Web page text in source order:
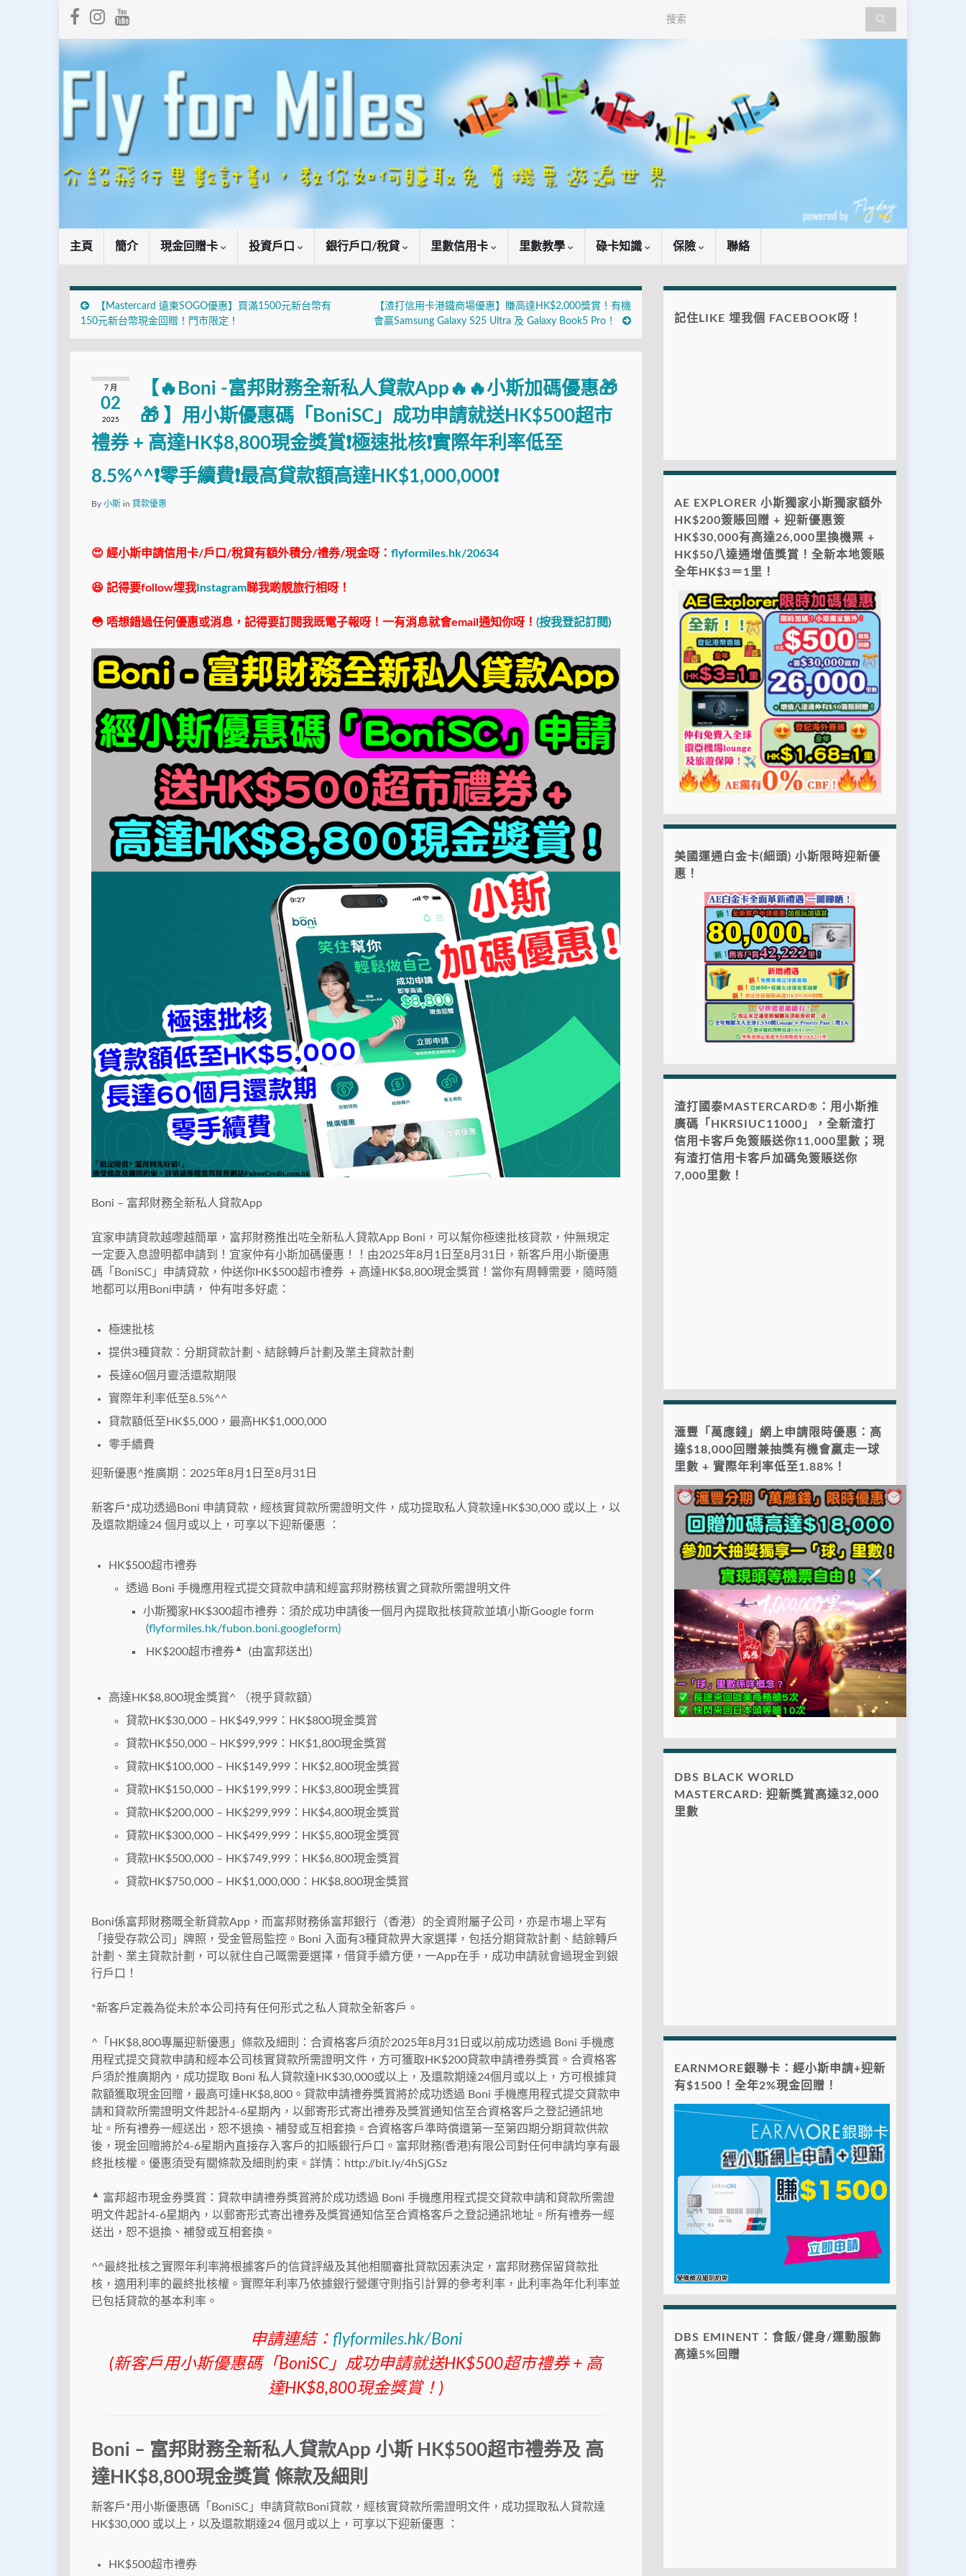
Search for:
主頁 簡介 現金回贈卡 投資戶口 銀行戶口/稅貸 里數信用卡 里數教學 碌卡知識 保險 聯絡
【Mastercard 遠東SOGO優惠】買滿1500元新台幣有
150元新台幣現金回贈！門市限定！
【渣打信用卡港鐵商場優惠】賺高達HK$2,000獎賞！有機
會贏Samsung Galaxy S25 Ultra 及 Galaxy Book5 Pro！
7 月
02
2025
【🔥Boni -富邦財務全新私人貸款App🔥🔥小斯加碼優惠🎁
🎁 】用小斯優惠碼「BoniSC」成功申請就送HK$500超市
禮券 + 高達HK$8,800現金獎賞❗極速批核❗實際年利率低至
8.5%^^❗零手續費❗最高貸款額高達HK$1,000,000❗
By 小斯 in 貸款優惠
😍 經小斯申請信用卡/戶口/稅貸有額外積分/禮券/現金呀： flyformiles.hk/20634
😆 記得要follow埋我 Instagram睇我啲靚旅行相呀！
😳 唔想錯過任何優惠或消息，記得要訂閱我既電子報呀！一有消息就會email通知你呀！ (按我登記訂閱)
Boni – 富邦財務全新私人貸款App
宜家申請貸款越嚟越簡單，富邦財務推出咗全新私人貸款App Boni，可以幫你極速批核貸款，仲無規定
一定要入息證明都申請到！宜家仲有小斯加碼優惠！！由2025年8月1日至8月31日，新客戶用小斯優惠
碼「BoniSC」申請貸款，仲送你HK$500超市禮券 + 高達HK$8,800現金獎賞！當你有周轉需要，隨時隨
地都可以用Boni申請， 仲有咁多好處：
極速批核
提供3種貸款：分期貸款計劃、結餘轉戶計劃及業主貸款計劃
長達60個月靈活還款期限
實際年利率低至8.5%^^
貸款額低至HK$5,000，最高HK$1,000,000
零手續費
迎新優惠^推廣期：2025年8月1日至8月31日
新客戶*成功透過Boni 申請貸款，經核實貸款所需證明文件，成功提取私人貸款達HK$30,000 或以上，以
及還款期達24 個月或以上，可享以下迎新優惠 ：
HK$500超市禮券
透過 Boni 手機應用程式提交貸款申請和經富邦財務核實之貸款所需證明文件
小斯獨家HK$300超市禮券：須於成功申請後一個月內提取批核貸款並填小斯Google form
(flyformiles.hk/fubon.boni.googleform)
HK$200超市禮券 ▲ (由富邦送出)
高達HK$8,800現金獎賞^ （視乎貸款額）
貸款HK$30,000 – HK$49,999：HK$800現金獎賞
貸款HK$50,000 – HK$99,999：HK$1,800現金獎賞
貸款HK$100,000 – HK$149,999：HK$2,800現金獎賞
貸款HK$150,000 – HK$199,999：HK$3,800現金獎賞
貸款HK$200,000 – HK$299,999：HK$4,800現金獎賞
貸款HK$300,000 – HK$499,999：HK$5,800現金獎賞
貸款HK$500,000 – HK$749,999：HK$6,800現金獎賞
貸款HK$750,000 – HK$1,000,000：HK$8,800現金獎賞
Boni係富邦財務嘅全新貸款App，而富邦財務係富邦銀行（香港）的全資附屬子公司，亦是市場上罕有
「接受存款公司」牌照，受金管局監控。Boni 入面有3種貸款畀大家選擇，包括分期貸款計劃、結餘轉戶
計劃、業主貸款計劃，可以就住自己嘅需要選擇，借貸手續方便，一App在手，成功申請就會過現金到銀
行戶口！
*新客戶定義為從未於本公司持有任何形式之私人貸款全新客戶。
^「HK$8,800專屬迎新優惠」條款及細則：合資格客戶須於2025年8月31日或以前成功透過 Boni 手機應
用程式提交貸款申請和經本公司核實貸款所需證明文件，方可獲取HK$200貸款申請禮券獎賞。合資格客
戶須於推廣期內，成功提取 Boni 私人貸款達HK$30,000或以上，及還款期達24個月或以上，方可根據貸
款額獲取現金回贈，最高可達HK$8,800。貸款申請禮券獎賞將於成功透過 Boni 手機應用程式提交貸款申
請和貸款所需證明文件起計4-6星期內，以郵寄形式寄出禮券及獎賞通知信至合資格客戶之登記通訊地
址。所有禮券一經送出，恕不退換、補發或互相套換。合資格客戶準時償還第一至第四期分期貸款供款
後，現金回贈將於4-6星期內直接存入客戶的扣賬銀行戶口。富邦財務(香港)有限公司對任何申請均享有最
終批核權。優惠須受有關條款及細則約束。詳情：http://bit.ly/4hSjGSz
▲
富邦超市現金券獎賞：貸款申請禮券獎賞將於成功透過 Boni 手機應用程式提交貸款申請和貸款所需證
明文件起計4-6星期內，以郵寄形式寄出禮券及獎賞通知信至合資格客戶之登記通訊地址。所有禮券一經
送出，恕不退換、補發或互相套換。
^^最終批核之實際年利率將根據客戶的信貸評級及其他相關審批貸款因素決定，富邦財務保留貸款批
核，適用利率的最終批核權。實際年利率乃依據銀行營運守則指引計算的參考利率，此利率為年化利率並
已包括貸款的基本利率。
申請連結： flyformiles.hk/Boni
(新客戶用小斯優惠碼「BoniSC」成功申請就送HK$500超市禮券 + 高
達HK$8,800現金獎賞！)
Boni – 富邦財務全新私人貸款App 小斯 HK$500超市禮券及 高
達HK$8,800現金獎賞 條款及細則
新客戶*用小斯優惠碼「BoniSC」申請貸款Boni貸款，經核實貸款所需證明文件，成功提取私人貸款達
HK$30,000 或以上，以及還款期達24 個月或以上，可享以下迎新優惠 ：
HK$500超市禮券
記住LIKE 埋我個 FACEBOOK呀！
AE EXPLORER 小斯獨家小斯獨家額外
HK$200簽賬回贈 + 迎新優惠簽
HK$30,000有高達26,000里換機票 +
HK$50八達通增值獎賞！全新本地簽賬
全年HK$3＝1里！
美國運通白金卡(細頭) 小斯限時迎新優
惠！
渣打國泰MASTERCARD®：用小斯推
廣碼「HKRSIUC11000」，全新渣打
信用卡客戶免簽賬送你11,000里數；現
有渣打信用卡客戶加碼免簽賬送你
7,000里數！
滙豐「萬應錢」網上申請限時優惠：高
達$18,000回贈兼抽獎有機會贏走一球
里數 + 實際年利率低至1.88%！
DBS BLACK WORLD
MASTERCARD: 迎新獎賞高達32,000
里數
EARNMORE銀聯卡：經小斯申請+迎新
有$1500！全年2%現金回贈！
DBS EMINENT：食飯/健身/運動服飾
高達5%回贈